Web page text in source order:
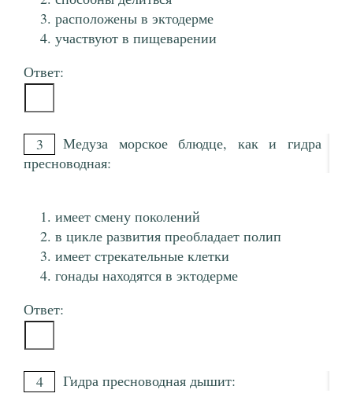
расположены в эктодерме
участвуют в пищеварении
Ответ:
3
Медуза морское блюдце, как и гидра
пресноводная:
имеет смену поколений
в цикле развития преобладает полип
имеет стрекательные клетки
гонады находятся в эктодерме
Ответ:
4 Гидра пресноводная дышит: